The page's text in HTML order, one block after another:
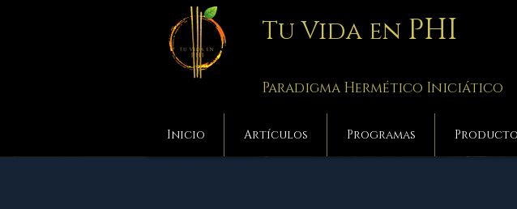
Tu Vida en PHI
Paradigma Hermético Iniciático
Inicio Artículos Programas